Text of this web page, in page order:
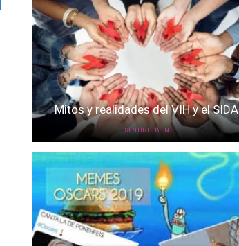
Mitos y realidades del VIH y el SIDA
SENTIRTE BIEN